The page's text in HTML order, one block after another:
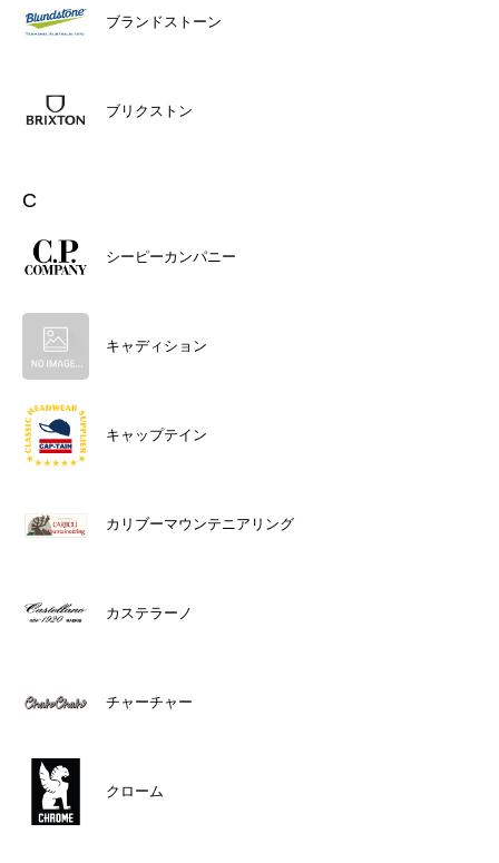
ブランドストーン
ブリクストン
C
シーピーカンパニー
キャディション
キャップテイン
カリブーマウンテニアリング
カステラーノ
チャーチャー
クローム